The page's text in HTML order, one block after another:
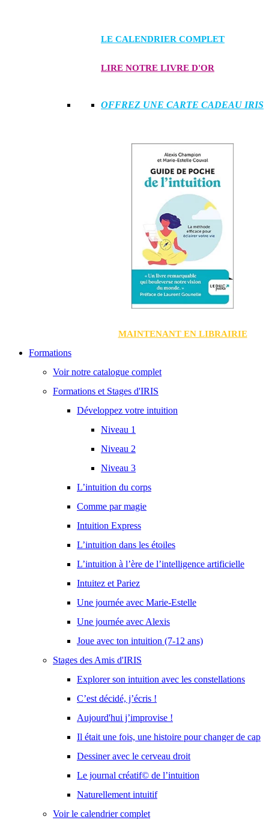
LE CALENDRIER COMPLET
LIRE NOTRE LIVRE D'OR
OFFREZ UNE CARTE CADEAU IRIS
MAINTENANT EN LIBRAIRIE
Formations
Voir notre catalogue complet
Formations et Stages d'IRIS
Développez votre intuition
Niveau 1
Niveau 2
Niveau 3
L’intuition du corps
Comme par magie
Intuition Express
L’intuition dans les étoiles
L’intuition à l’ère de l’intelligence artificielle
Intuitez et Pariez
Une journée avec Marie-Estelle
Une journée avec Alexis
Joue avec ton intuition (7-12 ans)
Stages des Amis d'IRIS
Explorer son intuition avec les constellations
C’est décidé, j’écris !
Aujourd'hui j’improvise !
Il était une fois, une histoire pour changer de cap
Dessiner avec le cerveau droit
Le journal créatif© de l’intuition
Naturellement intuitif
Voir le calendrier complet